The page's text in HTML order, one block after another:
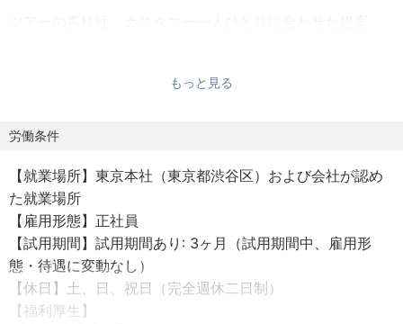
の計画から帰国後までをよりスムーズで豊かな体験へと高
旅行に対応するデジタルトラベルエージェンシーを目指し
生成AIを活用した十人十色な旅行プランのレコメンド。世
界中のホテルやフライトを網羅するデジタルネットワーク
の構築。旅行のプランニングからサポートまで一貫した業
務の自動化。膨大な料金、在庫データを瞬時に処理するア
ルゴリズムの実装。そして、その複雑な処理を極限まで簡
単にするためのUXの工夫と磨き込み。
もっと見る
労働条件
【就業場所】東京本社（東京都渋谷区）および会社が認め
た就業場所
【雇用形態】正社員
【試用期間】試用期間あり: 3ヶ月（試用期間中、雇用形
態・待遇に変動なし）
【休日】土、日、祝日（完全週休二日制）
【福利厚生】